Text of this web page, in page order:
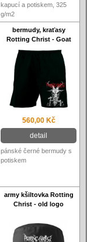
kapucí a potiskem, 325
g/m2
bermudy, kraťasy
Rotting Christ - Goat
560,00 Kč
detail
pánské černé bermudy s
potiskem
army kšiltovka Rotting
Christ - old logo